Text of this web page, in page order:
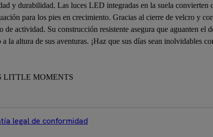
y durabilidad. Las luces LED integradas en la suela convierten
para los pies en crecimiento. Gracias al cierre de velcro y
actividad. Su construcción resistente asegura que aguanten el
altura de sus aventuras. ¡Haz que sus días sean inolvidables
LITTLE MOMENTS
legal de conformidad